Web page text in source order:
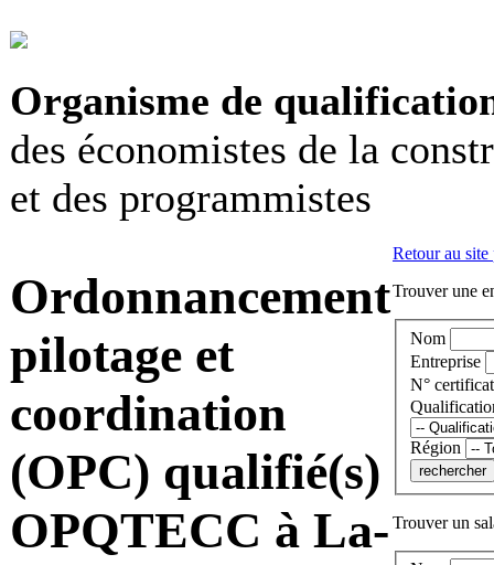
Organisme de
des économistes de la
et des programmistes
Ordonnancement
pilotage et
coordination
(OPC) qualifié(s)
OPQTECC à La-
Retour au
Trouver une
Nom
Entreprise
N° certificat
Région
Trouver un